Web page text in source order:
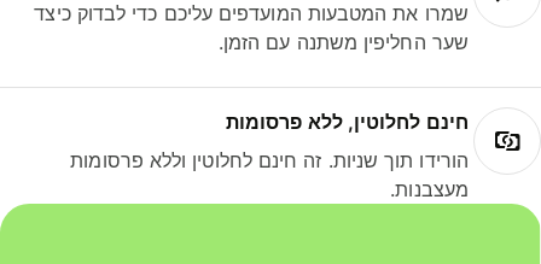
שמרו את המטבעות המועדפים עליכם כדי לבדוק כיצד
שער החליפין משתנה עם הזמן.
חינם לחלוטין, ללא פרסומות
הורידו תוך שניות. זה חינם לחלוטין וללא פרסומות
מעצבנות.